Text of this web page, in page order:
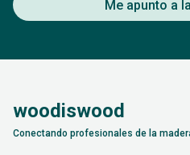
Me apunto a
woodiswood
Conectando profesionales de la